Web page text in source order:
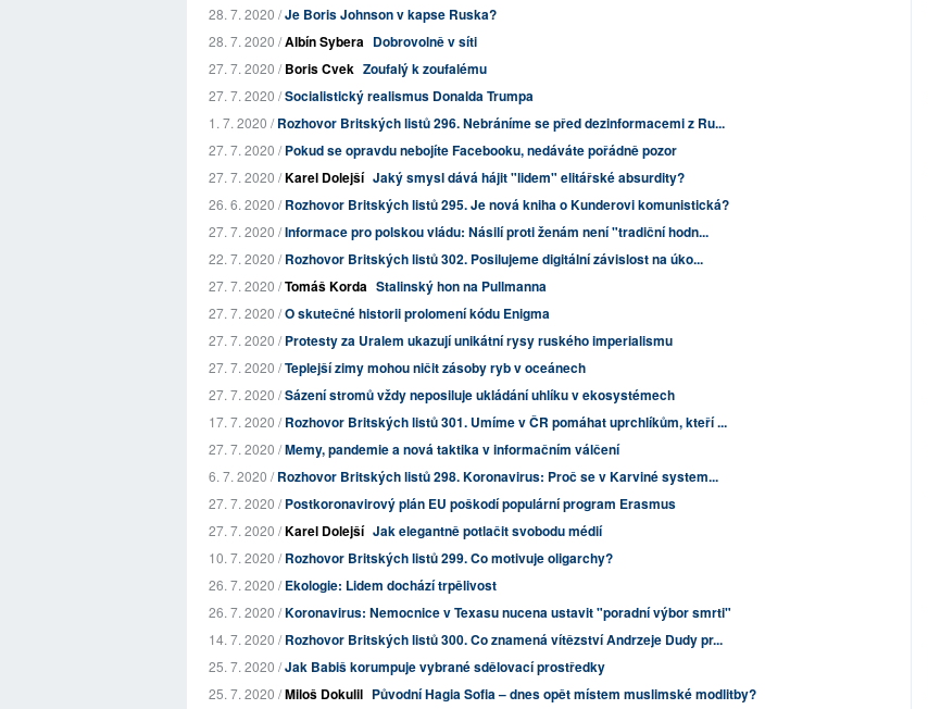
28. 7. 2020 /Je Boris Johnson v kapse Ruska?
28. 7. 2020 /Albín Sybera Dobrovolně v síti
27. 7. 2020 /Boris Cvek Zoufalý k zoufalému
27. 7. 2020 /Socialistický realismus Donalda Trumpa
1. 7. 2020 /Rozhovor Britských listů 296. Nebráníme se před dezinformacemi z Ru...
27. 7. 2020 /Pokud se opravdu nebojíte Facebooku, nedáváte pořádně pozor
27. 7. 2020 /Karel Dolejší Jaký smysl dává hájit "lidem" elitářské absurdity?
26. 6. 2020 /Rozhovor Britských listů 295. Je nová kniha o Kunderovi komunistická?
27. 7. 2020 /Informace pro polskou vládu: Násilí proti ženám není "tradiční hodn...
22. 7. 2020 /Rozhovor Britských listů 302. Posilujeme digitální závislost na úko...
27. 7. 2020 /Tomáš Korda Stalinský hon na Pullmanna
27. 7. 2020 /O skutečné historii prolomení kódu Enigma
27. 7. 2020 /Protesty za Uralem ukazují unikátní rysy ruského imperialismu
27. 7. 2020 /Teplejší zimy mohou ničit zásoby ryb v oceánech
27. 7. 2020 /Sázení stromů vždy neposiluje ukládání uhlíku v ekosystémech
17. 7. 2020 /Rozhovor Britských listů 301. Umíme v ČR pomáhat uprchlíkům, kteří ...
27. 7. 2020 /Memy, pandemie a nová taktika v informačním válčení
6. 7. 2020 /Rozhovor Britských listů 298. Koronavirus: Proč se v Karviné system...
27. 7. 2020 /Postkoronavirový plán EU poškodí populární program Erasmus
27. 7. 2020 /Karel Dolejší Jak elegantně potlačit svobodu médií
10. 7. 2020 /Rozhovor Britských listů 299. Co motivuje oligarchy?
26. 7. 2020 /Ekologie: Lidem dochází trpělivost
26. 7. 2020 /Koronavirus: Nemocnice v Texasu nucena ustavit "poradní výbor smrti"
14. 7. 2020 /Rozhovor Britských listů 300. Co znamená vítězství Andrzeje Dudy pr...
25. 7. 2020 /Jak Babiš korumpuje vybrané sdělovací prostředky
25. 7. 2020 /Miloš Dokulil Původní Hagia Sofia – dnes opět místem muslimské modlitby?